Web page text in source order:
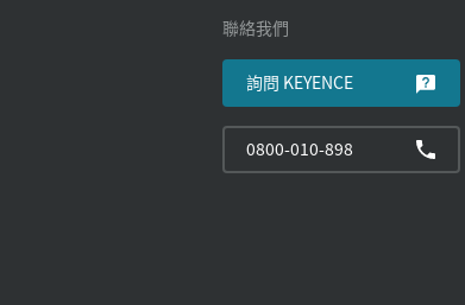
聯絡我們
詢問 KEYENCE
0800-010-898